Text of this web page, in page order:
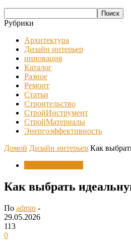
Рубрики
Архитектура
Дизайн интерьер
инновация
Каталог
Разное
Ремонт
Статьи
Строительство
СтройИнструмент
СтройМатериалы
Энергоэффективность
Домой Дизайн интерьер Как
Как выбрать
По admin -
29.05.2026
113
0